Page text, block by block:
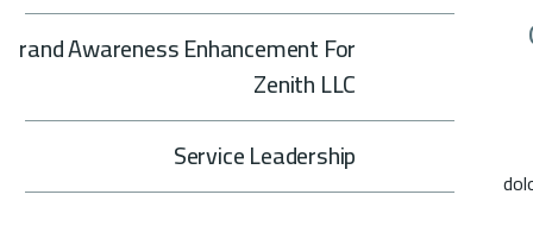
Brand Awareness Enhancement For
Zenith LLC
Service Leadership